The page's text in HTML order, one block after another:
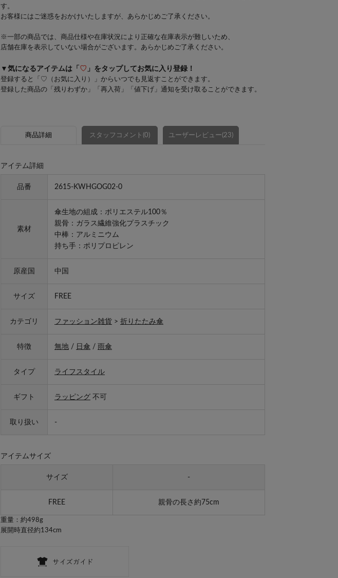
す。
お客様にはご迷惑をおかけいたしますが、あらかじめご了承ください。
※一部の商品では、商品仕様や在庫状況により正確な在庫表示が難しいため、
店舗在庫を表示していない場合がございます。あらかじめご了承ください。
▼気になるアイテムは「 ♡ 」をタップしてお気に入り登録！
登録すると「♡（お気に入り）」からいつでも見返すことができます。
登録した商品の「残りわずか」「再入荷」「値下げ」通知を受け取ることができます。
商品詳細 スタッフコメント(0) ユーザーレビュー(23)
アイテム詳細
品番 2615-KWHGOG02-0
素材
傘生地の組成：ポリエステル100％
親骨：ガラス繊維強化プラスチック
中棒：アルミニウム
持ち手：ポリプロピレン
原産国 中国
サイズ FREE
カテゴリ ファッション雑貨 > 折りたたみ傘
特徴 無地 / 日傘 / 雨傘
タイプ ライフスタイル
ギフト ラッピング 不可
取り扱い -
アイテムサイズ
サイズ -
FREE 親骨の長さ約75cm
重量：約498g
展開時直径約134cm